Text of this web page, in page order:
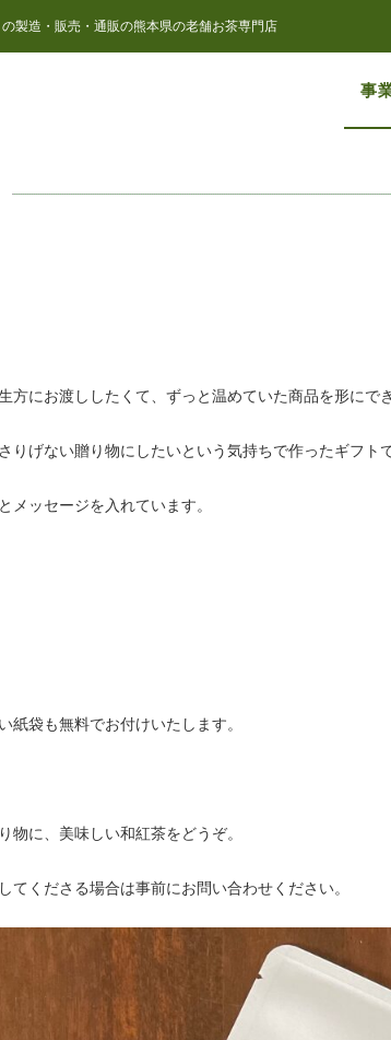
事
製造・販売・通販の熊本県の老舗お茶専門店
方にお渡ししたくて、ずっと温めていた商品を形にで
りげない贈り物にしたいという気持ちで作ったギフトで
メッセージを入れています。
紙袋も無料でお付けいたします。
物に、美味しい和紅茶をどうぞ。
てくださる場合は事前にお問い合わせください。